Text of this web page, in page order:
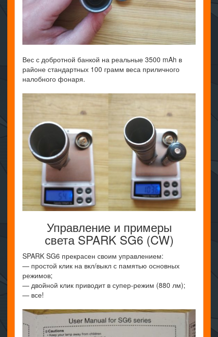
Вес с добротной банкой на реальные 3500 mAh в
районе стандартных 100 грамм веса приличного
налобного фонаря.
Управление и примеры
света SPARK SG6 (CW)
SPARK SG6 прекрасен своим управлением:
— простой клик на вкл/выкл с памятью основных
режимов;
— двойной клик приводит в супер-режим (880 лм);
— все!